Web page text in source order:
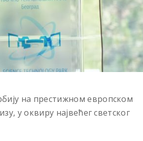
на престижном европском
у оквиру највећег светског